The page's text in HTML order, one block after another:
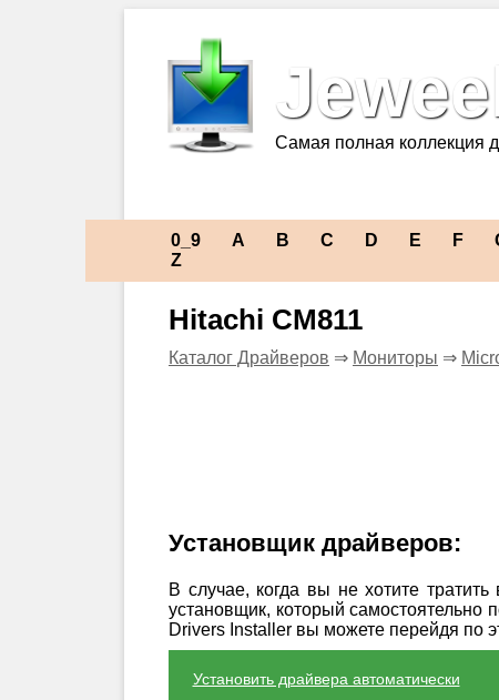
Самая полная коллекция
0_9 A B C D E F
Z
Hitachi CM811
Каталог Драйверов ⇒ Мониторы ⇒
Установщик драйверов:
В случае, когда вы не хотите
установщик, который
Drivers Installer вы можете перейдя по
Установить драйвера автоматически